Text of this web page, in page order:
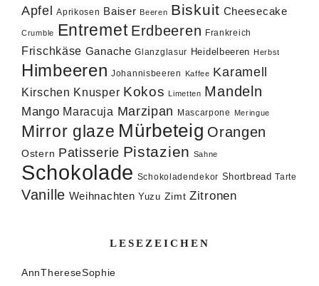
Apfel Aprikosen Baiser Beeren Biskuit Cheesecake
Crumble Entremet Erdbeeren Frankreich
Frischkäse Ganache Glanzglasur Heidelbeeren Herbst
Himbeeren Johannisbeeren Kaffee Karamell
Kirschen Knusper Kokos Limetten Mandeln
Mango Maracuja Marzipan Mascarpone Meringue
Mirror glaze Mürbeteig Orangen
Ostern Patisserie Pistazien Sahne
Schokolade Schokoladendekor Shortbread Tarte
Vanille Weihnachten Yuzu Zimt Zitronen
LESEZEICHEN
AnnThereseSophie